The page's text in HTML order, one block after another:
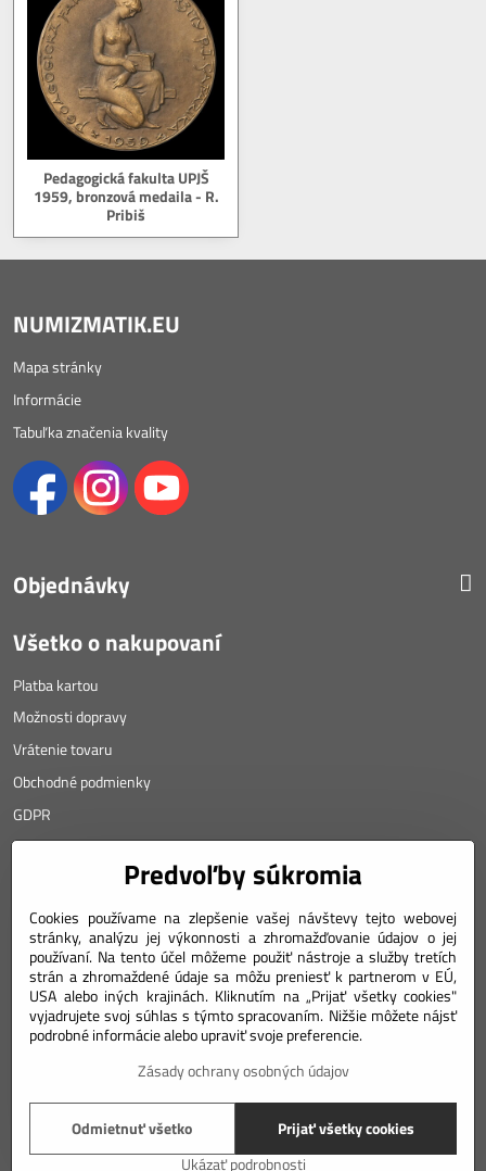
Pedagogická fakulta UPJŠ
1959, bronzová medaila - R.
Pribiš
NUMIZMATIK.EU
Mapa stránky
Informácie
Tabuľka značenia kvality
Objednávky
Všetko o nakupovaní
Platba kartou
Možnosti dopravy
Vrátenie tovaru
Obchodné podmienky
GDPR
Angyalova 461/75
967 01 Kremnica
SLOVAKIA
Mobil: +421 911 633 688
e-mail: weiss(@)numizmatik.eu
©2026Copyright
Predvoľby súkromia
Zásady ochrany osobných údajov
Podmienky používania
Predvoľby súkromia
Cookies používame na zlepšenie vašej návštevy tejto webovej
stránky, analýzu jej výkonnosti a zhromažďovanie údajov o jej
používaní. Na tento účel môžeme použiť nástroje a služby tretích
strán a zhromaždené údaje sa môžu preniesť k partnerom v EÚ,
USA alebo iných krajinách. Kliknutím na „Prijať všetky cookies"
vyjadrujete svoj súhlas s týmto spracovaním. Nižšie môžete nájsť
podrobné informácie alebo upraviť svoje preferencie.
Zásady ochrany osobných údajov
Ukázať podrobnosti
Prijať všetky cookies
Odmietnuť všetko